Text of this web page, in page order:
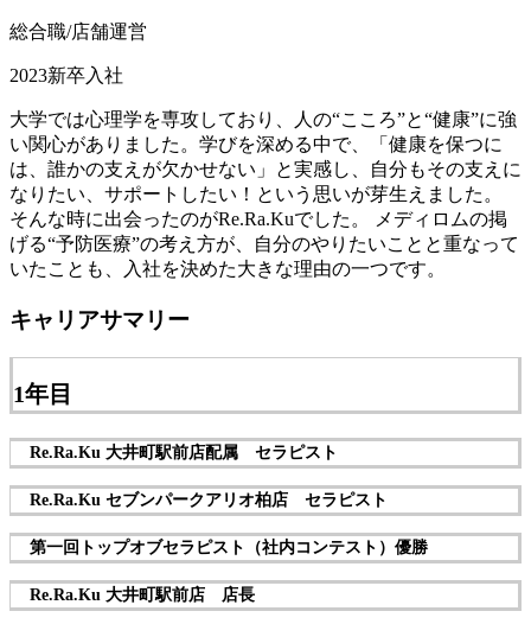
総合職/店舗運営
2023新卒入社
大学では心理学を専攻しており、人の“こころ”と“健康”に強
い関心がありました。学びを深める中で、「健康を保つに
は、誰かの支えが欠かせない」と実感し、自分もその支えに
なりたい、サポートしたい！という思いが芽生えました。
そんな時に出会ったのがRe.Ra.Kuでした。 メディロムの掲
げる“予防医療”の考え方が、自分のやりたいことと重なって
いたことも、入社を決めた大きな理由の一つです。
キャリアサマリー
1年目
Re.Ra.Ku 大井町駅前店配属 セラピスト
Re.Ra.Ku セブンパークアリオ柏店 セラピスト
第一回トップオブセラピスト（社内コンテスト）優勝
Re.Ra.Ku 大井町駅前店 店長